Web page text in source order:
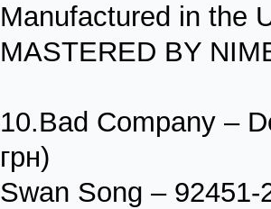
Manufactured in the
MASTERED BY
10.Bad Company –
грн)
Swan Song – 92451-